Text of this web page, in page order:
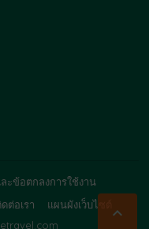
ะข้อตกลงการใช้งาน
ต่อเรา แผนผังเว็บไซต์ 